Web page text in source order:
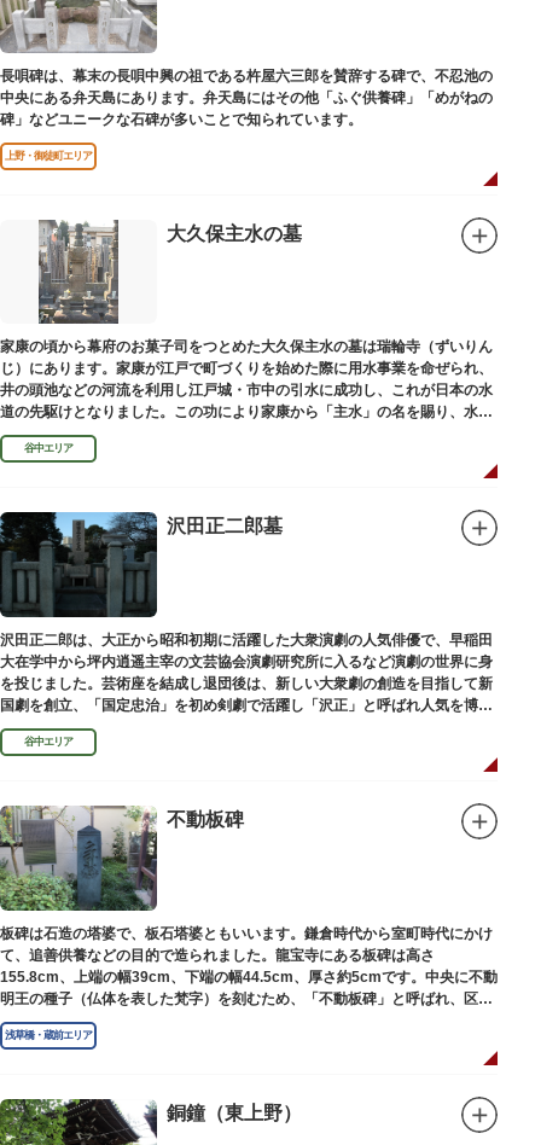
長唄碑は、幕末の長唄中興の祖である杵屋六三郎を賛辞する碑で、不忍池の
中央にある弁天島にあります。弁天島にはその他「ふぐ供養碑」「めがねの
碑」などユニークな石碑が多いことで知られています。
上野・御徒町エリア
大久保主水の墓
家康の頃から幕府のお菓子司をつとめた大久保主水の墓は瑞輪寺（ずいりん
じ）にあります。家康が江戸で町づくりを始めた際に用水事業を命ぜられ、
井の頭池などの河流を利用し江戸城・市中の引水に成功し、これが日本の水
道の先駆けとなりました。この功により家康から「主水」の名を賜り、水は
濁らざるを尊しとして「もんと」と読むようになったといわれます。
谷中エリア
沢田正二郎墓
沢田正二郎は、大正から昭和初期に活躍した大衆演劇の人気俳優で、早稲田
大在学中から坪内逍遥主宰の文芸協会演劇研究所に入るなど演劇の世界に身
を投じました。芸術座を結成し退団後は、新しい大衆劇の創造を目指して新
国劇を創立、「国定忠治」を初め剣劇で活躍し「沢正」と呼ばれ人気を博し
ました。お墓は谷中霊園にあります。
谷中エリア
不動板碑
板碑は石造の塔婆で、板石塔婆ともいいます。鎌倉時代から室町時代にかけ
て、追善供養などの目的で造られました。龍宝寺にある板碑は高さ
155.8cm、上端の幅39cm、下端の幅44.5cm、厚さ約5cmです。中央に不動
明王の種子（仏体を表した梵字）を刻むため、「不動板碑」と呼ばれ、区内
現存の板碑を代表するもののひとつです。
浅草橋・蔵前エリア
銅鐘（東上野）